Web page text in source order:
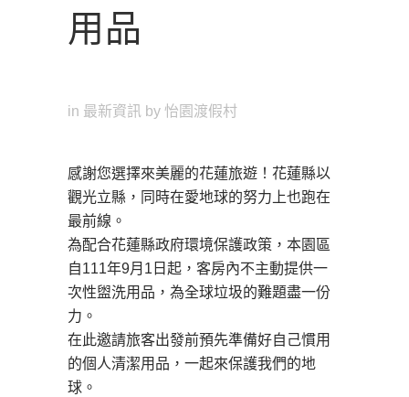
用品
in 最新資訊 by 怡園渡假村
感謝您選擇來美麗的花蓮旅遊！花蓮縣以
觀光立縣，同時在愛地球的努力上也跑在
最前線。
為配合花蓮縣政府環境保護政策，本園區
自111年9月1日起，客房內不主動提供一
次性盥洗用品，為全球垃圾的難題盡一份
力。
在此邀請旅客出發前預先準備好自己慣用
的個人清潔用品，一起來保護我們的地
球。